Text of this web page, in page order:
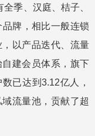
季、汉庭、桔子、
牌，相比一般连锁
以产品迭代、流量
建会员体系，旗下
已达到3.12亿人，
流量池，贡献了超